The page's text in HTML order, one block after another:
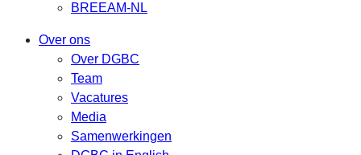
BREEAM-NL
Over ons
Over DGBC
Team
Vacatures
Media
Samenwerkingen